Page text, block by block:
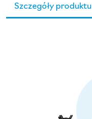
Szczegóły produktu